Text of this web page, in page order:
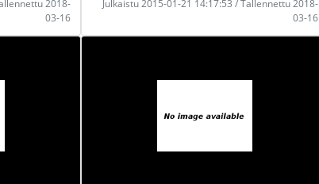
2018-
03-16
Julkaistu 2015-01-21 14:17:53 / Tallennettu 2018-
03-16